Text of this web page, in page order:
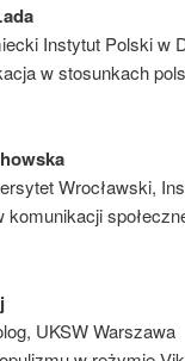
Instytut Polski w
w stosunkach
Wrocławski,
UKSW Warszawa